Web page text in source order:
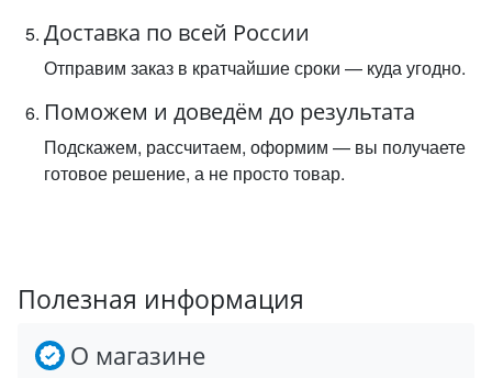
Доставка по всей России
Отправим заказ в кратчайшие сроки — куда угодно.
Поможем и доведём до результата
Подскажем, рассчитаем, оформим — вы получаете
готовое решение, а не просто товар.
Полезная информация
О магазине